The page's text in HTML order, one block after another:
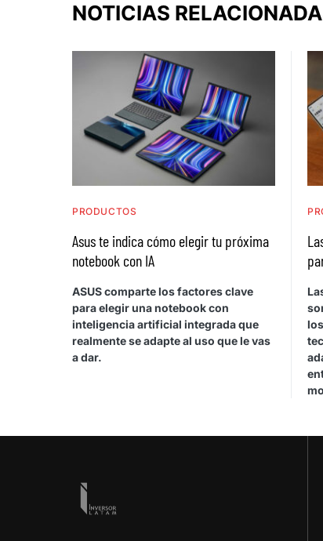
NOTICIAS
PRODUCTOS
Asus te indica cómo elegir tu próxima
notebook con IA
ASUS comparte los factores clave
para elegir una notebook con
inteligencia artificial integrada que
realmente se adapte al uso que le vas
a dar.